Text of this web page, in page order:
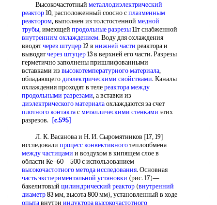
Высокочастотный металлодиэлектрический
реактор10, расположенный соосно сплазменным
реактором, выполнен из толстостенной медной
трубы, имеющей продольные разрезы11т снабженной
внутренним охлаждением. Воду для охлаждения
вводятчерез штуцер12 в нижней части реактора и
выводятчерез штуцер13 в верхней его части. Разрезы
герметично заполнены пришлифованными
вставками из высокотемпературного материала,
обладающегодиэлектрическими свойствами. Каналы
охлаждения проходят в телереактора между
продольными разрезами, а вставки из
диэлектрического материалаохлаждаются за счет
плотного контактасметаллическими стенками этих
разрезов.
[c.595]
Л. К. Васанова и Н. И. Сыромятников [17, 19]
исследовали процесс конвективноготеплообмена
между частицами и воздухом в кипящем слое в
области Ке=60—500 с использованием
высокочастотного метода исследования. Основная
часть экспериментальной установки (рис. 17)—
бакелитовый цилиндрический реактор (внутренний
диаметр83 мм, высота 800 мм), установленный в ходе
опытавнутри индуктора высокочастотного